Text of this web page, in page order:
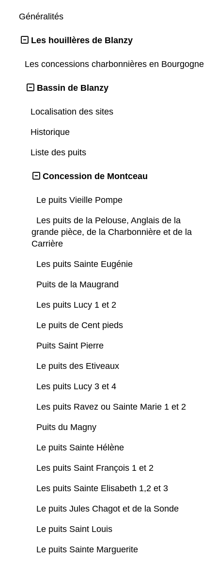
Généralités
Les houillères de Blanzy
Les concessions charbonnières en Bourgogne
Bassin de Blanzy
Localisation des sites
Historique
Liste des puits
Concession de Montceau
Le puits Vieille Pompe
Les puits de la Pelouse, Anglais de la
grande pièce, de la Charbonnière et de la
Carrière
Les puits Sainte Eugénie
Puits de la Maugrand
Les puits Lucy 1 et 2
Le puits de Cent pieds
Puits Saint Pierre
Le puits des Etiveaux
Les puits Lucy 3 et 4
Les puits Ravez ou Sainte Marie 1 et 2
Puits du Magny
Le puits Sainte Hélène
Les puits Saint François 1 et 2
Les puits Sainte Elisabeth 1,2 et 3
Le puits Jules Chagot et de la Sonde
Le puits Saint Louis
Le puits Sainte Marguerite